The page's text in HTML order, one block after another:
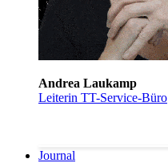
Andrea Laukamp
Leiterin TT-Service-Büro
Journal